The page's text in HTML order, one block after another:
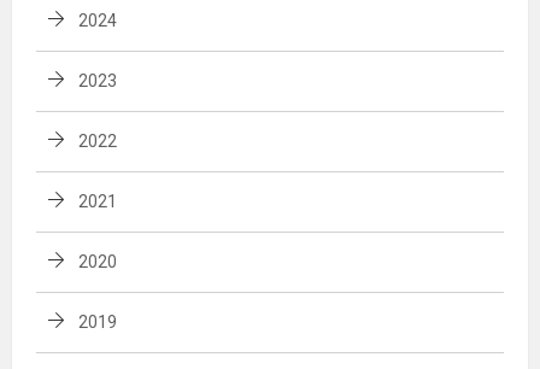
2024
2023
2022
2021
2020
2019